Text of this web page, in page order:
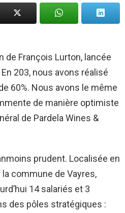
de François Lurton, lancée
203, nous avons réalisé
60%. Nous avons le même
de manière optimiste
de Pardela Wines &
prudent. Localisée en
commune de Vayres,
14 salariés et 3
des pôles stratégiques :